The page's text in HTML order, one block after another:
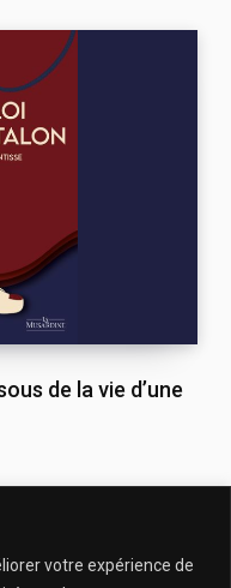
votre expérience de
de la vie d’une